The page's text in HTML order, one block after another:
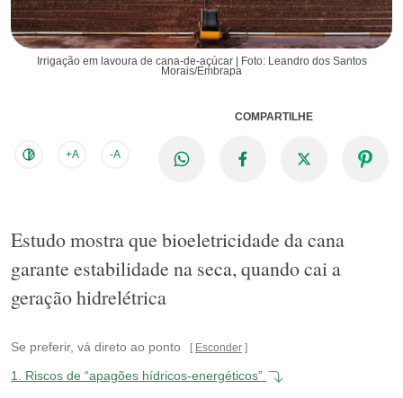
Irrigação em lavoura de cana-de-açúcar | Foto: Leandro dos Santos
Morais/Embrapa
+A -A
COMPARTILHE
Estudo mostra que bioeletricidade da cana
garante estabilidade na seca, quando cai a
geração hidrelétrica
Se preferir, vá direto ao ponto Esconder
1. Riscos de “apagões hídricos-energéticos”